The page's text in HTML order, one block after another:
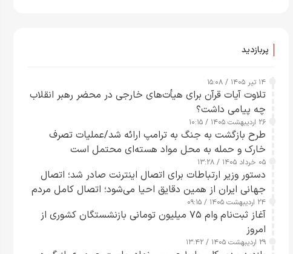
پربازدید
۱۴ تیر ۱۴۰۵ / ۱۵:۰۸
تلاوت آیات قرآن برای هیأت‌های خارجی در محضر رهبر انقلاب
چه پیامی داشت؟
۲۶ اردیبهشت ۱۴۰۵ / ۱۰:۱۵
طرح‌ بازگشت به جنگ به ترامپ ارائه شد/عملیات تصرف
خارک و حمله به محل مواد هسته‌ای محتمل است
۰۵ خرداد ۱۴۰۵ / ۱۳:۲۸
دستور وزیر ارتباطات برای اتصال اینترنت صادر شد؛ اتصال
جهانی ایران از همین دقایق احیا می‌شود؛ اتصال کامل مردم
تا ۲۴ ساعت آینده
۲۴ اردیبهشت ۱۴۰۵ / ۰۹:۱۵
آغاز ثبت‌نام وام ۷۵ میلیون تومانی بازنشستگان کشوری از
امروز
۲۹ اردیبهشت ۱۴۰۵ / ۱۳:۴۲